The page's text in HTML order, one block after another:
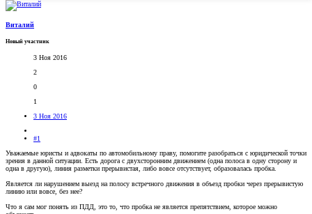
Виталий
Новый участник
3 Ноя 2016
2
0
1
3 Ноя 2016
#1
Уважаемые юристы и адвокаты по автомобильному праву, помогите разобраться с юридической точки
зрения в данной ситуации. Есть дорога с двухсторонним движением (одна полоса в одну сторону и
одна в другую), линия разметки прерывистая, либо вовсе отсутствует, образовалась пробка.
Является ли нарушением выезд на полосу встречного движения в объезд пробки через прерывистую
линию или вовсе, без нее?
Что я сам мог понять из ПДД, это то, что пробка не является препятствием, которое можно